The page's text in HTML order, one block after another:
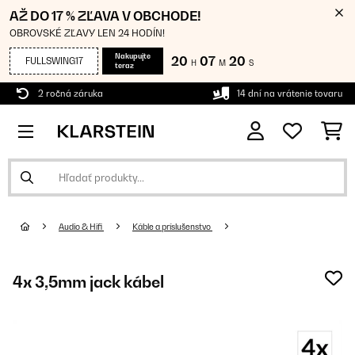
AŽ DO 17 % ZĽAVA V OBCHODE!
OBROVSKÉ ZĽAVY LEN 24 HODÍN!
FULLSWING17
Nakupujte
teraz
20 H 07 M 20 S
2 ročná záruka 14 dní na vrátenie tovaru
Audio & Hifi Káble a príslušenstvo
4x 3,5mm jack kábel